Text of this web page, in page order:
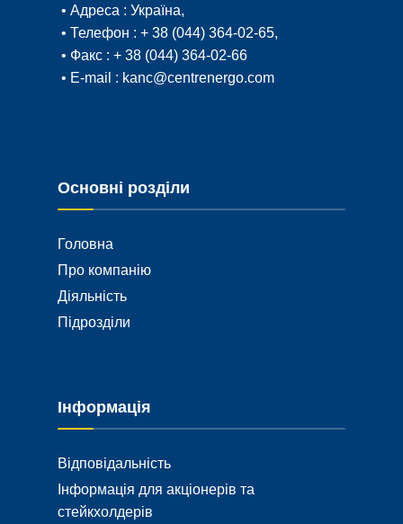
• Адреса : Україна,
• Телефон : + 38 (044) 364-02-65,
• Факс : + 38 (044) 364-02-66
• E-mail : kanc@centrenergo.com
Основні розділи
Головна
Про компанію
Діяльність
Підрозділи
Інформація
Відповідальність
Інформація для акціонерів та
стейкхолдерів